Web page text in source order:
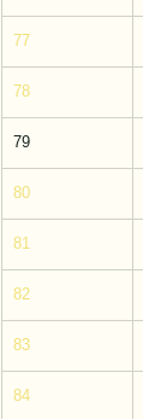
77
78
79
80
81
82
83
84